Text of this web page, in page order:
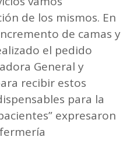
de los mismos. En
de camas y
el pedido
General y
recibir estos
para la
expresaron